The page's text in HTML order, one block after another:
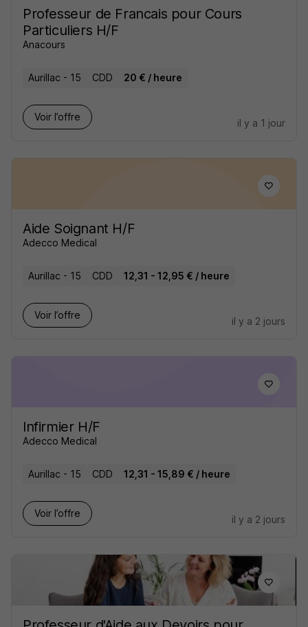
Professeur de Francais pour Cours
Particuliers H/F
Anacours
Aurillac - 15 CDD 20 € / heure
Voir l’offre
il y a 1 jour
Aide Soignant H/F
Adecco Medical
Aurillac - 15 CDD 12,31 - 12,95 € / heure
Voir l’offre
il y a 2 jours
Infirmier H/F
Adecco Medical
Aurillac - 15 CDD 12,31 - 15,89 € / heure
Voir l’offre
il y a 2 jours